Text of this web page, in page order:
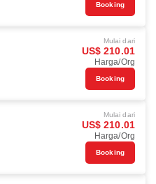
Booking
Mulai dari
US$ 210.01
Harga/Org
Booking
Mulai dari
US$ 210.01
Harga/Org
Booking